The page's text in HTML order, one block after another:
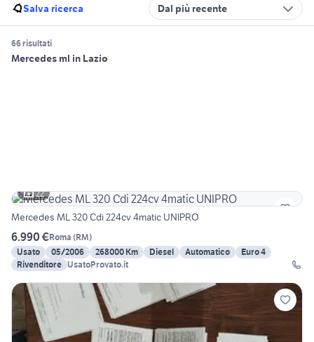
Salva ricerca Dal più recente
66 risultati
Mercedes ml in Lazio
22
Mercedes ML 320 Cdi 224cv 4matic UNIPRO
6.990 €Roma (RM)
Usato
05/2006 268000 Km Diesel Automatico
Euro 4
Rivenditore UsatoProvato.it